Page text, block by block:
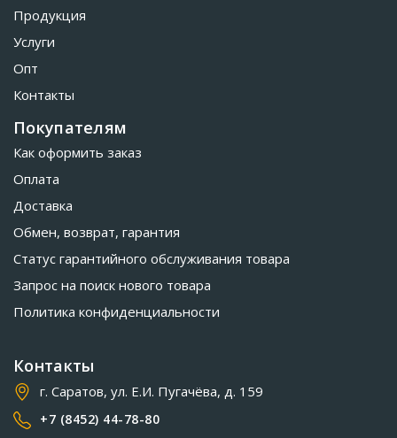
Продукция
Услуги
Опт
Контакты
Покупателям
Как оформить заказ
Оплата
Доставка
Обмен, возврат, гарантия
Статус гарантийного обслуживания товара
Запрос на поиск нового товара
Политика конфиденциальности
Контакты
г. Саратов, ул. Е.И. Пугачёва, д. 159
+7 (8452) 44-78-80